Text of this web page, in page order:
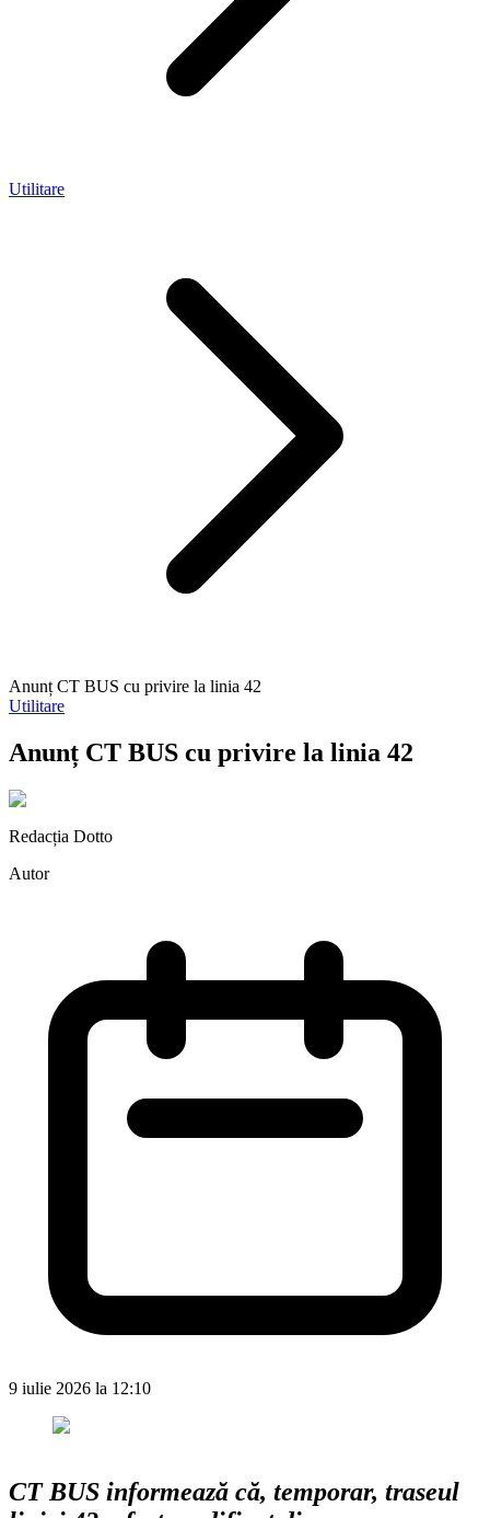
Utilitare
Anunț CT BUS cu privire la linia 42
Utilitare
Anunț CT BUS cu privire la linia 42
Redacția Dotto
Autor
9 iulie 2026 la 12:10
CT BUS informează că, temporar, traseul